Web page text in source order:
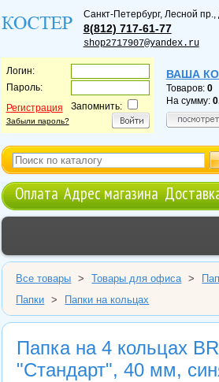
Санкт-Петербург, Лесной пр.,
8(812) 717-61-77
shop2717907@yandex.ru
Логин:
Пароль:
Регистрация
Забыли пароль?
Запомнить:
ВАША
Товаров: 0
На сумму:
Оплата Адрес магазина
Все товары > Товары для офиса >
Папки
> Папки на кольцах
Папка на 4 кольцах
"Стандарт", 40 мм,